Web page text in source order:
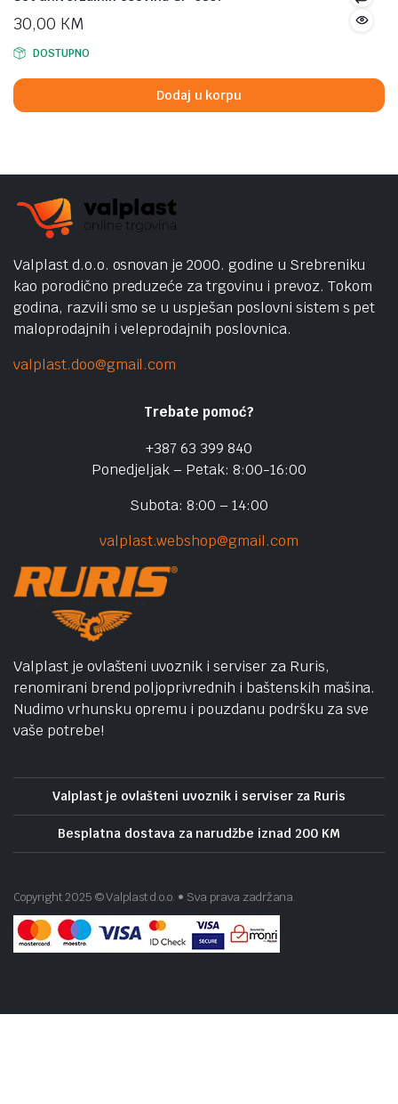
30,00 KM
DOSTUPNO
Dodaj u korpu
Valplast d.o.o. osnovan je 2000. godine u Srebreniku
kao porodično preduzeće za trgovinu i prevoz. Tokom
godina, razvili smo se u uspješan poslovni sistem s pet
maloprodajnih i veleprodajnih poslovnica.
valplast.doo@gmail.com
Trebate pomoć?
+387 63 399 840
Ponedjeljak – Petak: 8:00-16:00
Subota: 8:00 – 14:00
valplast.webshop@gmail.com
Valplast je ovlašteni uvoznik i serviser za Ruris,
renomirani brend poljoprivrednih i baštenskih mašina.
Nudimo vrhunsku opremu i pouzdanu podršku za sve
vaše potrebe!
Valplast je ovlašteni uvoznik i serviser za Ruris
Besplatna dostava za narudžbe iznad 200 KM
Copyright 2025 © Valplast d.o.o. • Sva prava zadržana.